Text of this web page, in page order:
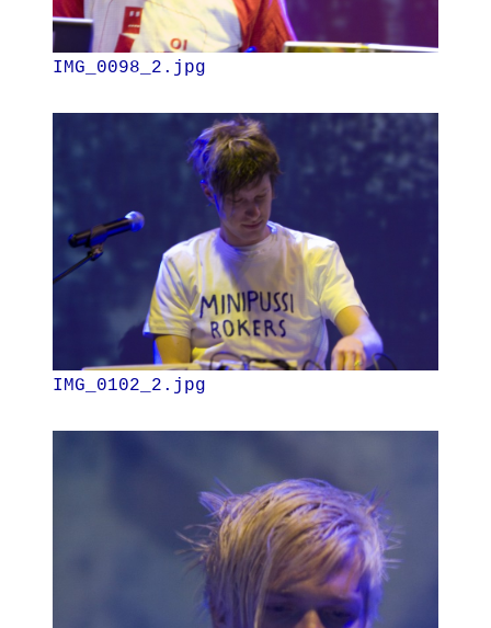
IMG_0098_2.jpg
IMG_0102_2.jpg